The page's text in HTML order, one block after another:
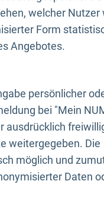
welcher Nutzer
Form
Angebotes.
persönlicher
bei "Mein
ausdrücklich
weitergegeben. Die
möglich und
Daten